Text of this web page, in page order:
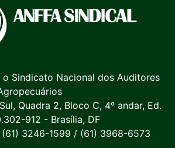
o Sindicato Nacional dos Auditores
Quadra 2, Bloco C, 4º andar, Ed.
912 - Brasília, DF
3246-1599 / (61) 3968-6573